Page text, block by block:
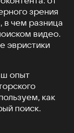
зрения
чем разница
видео.
эвристики
опыт
как
поиск.